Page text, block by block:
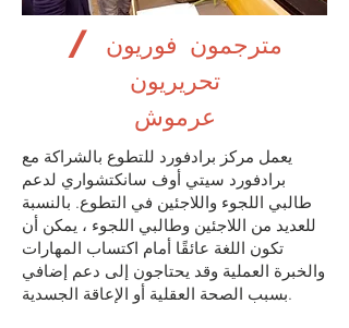
مترجمون فوريون /
تحريريون
عرموش
يعمل مركز برادفورد للتطوع بالشراكة مع
برادفورد سيتي أوف سانكتشواري لدعم
طالبي اللجوء واللاجئين في التطوع. بالنسبة
للعديد من اللاجئين وطالبي اللجوء ، يمكن أن
تكون اللغة عائقًا أمام اكتساب المهارات
والخبرة العملية وقد يحتاجون إلى دعم إضافي
بسبب الصحة العقلية أو الإعاقة الجسدية.